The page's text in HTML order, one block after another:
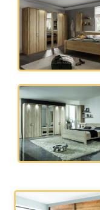
Schlafzimmer
Schlafzimmer